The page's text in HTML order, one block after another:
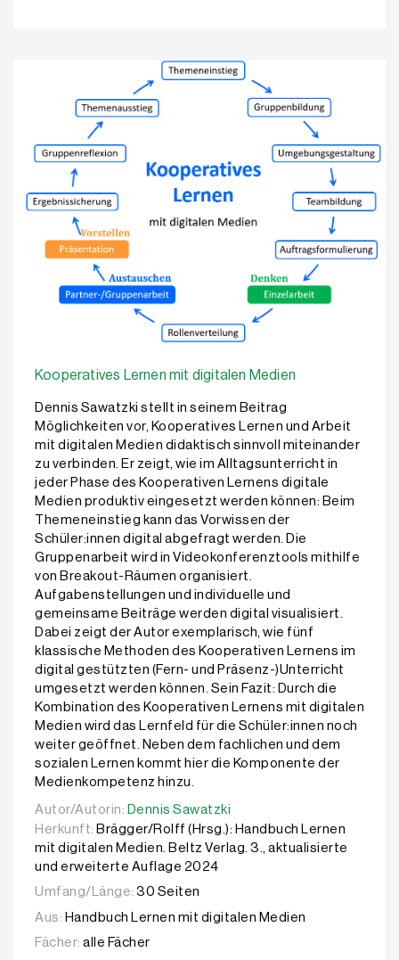
Kooperatives Lernen mit digitalen Medien
Dennis Sawatzki stellt in seinem Beitrag
Möglichkeiten vor, Kooperatives Lernen und Arbeit
mit digitalen Medien didaktisch sinnvoll miteinander
zu verbinden. Er zeigt, wie im Alltagsunterricht in
jeder Phase des Kooperativen Lernens digitale
Medien produktiv eingesetzt werden können: Beim
Themeneinstieg kann das Vorwissen der
Schüler:innen digital abgefragt werden. Die
Gruppenarbeit wird in Videokonferenztools mithilfe
von Breakout-Räumen organisiert.
Aufgabenstellungen und individuelle und
gemeinsame Beiträge werden digital visualisiert.
Dabei zeigt der Autor exemplarisch, wie fünf
klassische Methoden des Kooperativen Lernens im
digital gestützten (Fern- und Präsenz-)Unterricht
umgesetzt werden können. Sein Fazit: Durch die
Kombination des Kooperativen Lernens mit digitalen
Medien wird das Lernfeld für die Schüler:innen noch
weiter geöffnet. Neben dem fachlichen und dem
sozialen Lernen kommt hier die Komponente der
Medienkompetenz hinzu.
Autor/Autorin: Dennis Sawatzki
Autor/Autorin: Dennis Sawatzki
Herkunft: Brägger/Rolff (Hrsg.): Handbuch Lernen
mit digitalen Medien. Beltz Verlag. 3., aktualisierte
und erweiterte Auflage 2024
Umfang/Länge: 30 Seiten
Aus: Handbuch Lernen mit digitalen Medien
Fächer: alle Fächer